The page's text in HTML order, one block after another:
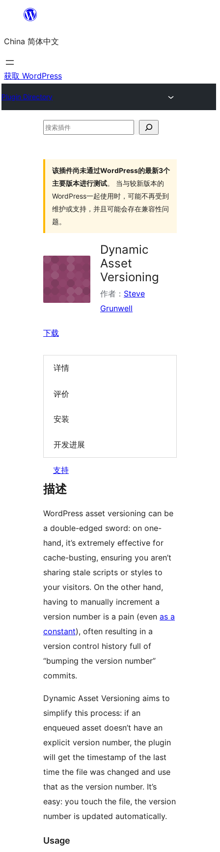
内
容
China 简体中文
获取 WordPress
Plugin Directory
搜
该插件尚未通过WordPress的最新3个
主要版本进行测试。 当与较新版本的
WordPress一起使用时，可能不再受到
维护或支持，并且可能会存在兼容性问
题。
Dynamic
Asset
Versioning
作者： Steve
Grunwell
下载
详情
评价
安装
开发进展
支持
描述
WordPress asset versioning can be
a double-edged sword: on one-
hand, it’s extremely effective for
cache-busting, ensuring you aren’t
sharing stale scripts or styles to
your visitors. On the other hand,
having to manually increment a
version number is a pain (even as a
constant), often resulting in a
version control history full of
“bumping the version number”
commits.
Dynamic Asset Versioning aims to
simplify this process: if an
enqueued asset doesn’t have an
explicit version number, the plugin
will get the timestamp of the last
time the file was changed and use
that as the version number. It’s
easy: you touch the file, the version
number is updated automatically.
Usage